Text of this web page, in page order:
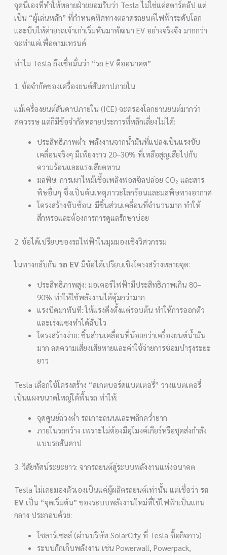
จุดนี้เองที่ทำให้หลายฝ่ายยอมรับว่า Tesla ไม่ใช่แค่สตาร์ตอัป แต่
เป็น “ผู้เล่นหลัก” ที่กำหนดทิศทางตลาดรถยนต์ไฟฟ้าระดับโลก
และบีบให้ค่ายรถเจ้าเก่าเริ่มหันมาพัฒนา EV อย่างจริงจัง มากกว่า
จะทำแค่เพื่อตามเทรนด์
ทำไม Tesla ถึงเชื่อมั่นว่า “รถ EV คืออนาคต”
1. ข้อจำกัดของเครื่องยนต์สันดาปภายใน
แม้เครื่องยนต์สันดาปภายใน (ICE) จะครองโลกยานยนต์มากว่า
ศตวรรษ แต่ก็มีข้อจำกัดหลายประการที่หลีกเลี่ยงไม่ได้:
ประสิทธิภาพต่ำ: พลังงานจากน้ำมันที่แปลงเป็นแรงขับ
เคลื่อนจริงๆ มีเพียงราว 20–30% ที่เหลือสูญเสียไปกับ
ความร้อนและแรงเสียดทาน
มลพิษ: การเผาไหม้เชื้อเพลิงฟอสซิลปล่อย CO₂ และสาร
พิษอื่นๆ ซึ่งเป็นต้นเหตุภาวะโลกร้อนและมลพิษทางอากาศ
โครงสร้างซับซ้อน: มีชิ้นส่วนเคลื่อนที่จำนวนมาก ทำให้
สึกหรอและต้องการการดูแลรักษาบ่อย
2. ข้อได้เปรียบของรถไฟฟ้าในมุมมองเชิงวิศวกรรม
ในทางกลับกัน รถ EV มีข้อได้เปรียบเชิงโครงสร้างหลายจุด:
ประสิทธิภาพสูง: มอเตอร์ไฟฟ้ามีประสิทธิภาพเกิน 80–
90% ทำให้ใช้พลังงานได้คุ้มกว่ามาก
แรงบิดมาทันที: ให้แรงดึงตั้งแต่รอบต้น ทำให้การออกตัว
และเร่งแซงทำได้ฉับไว
โครงสร้างง่าย: ชิ้นส่วนเคลื่อนที่น้อยกว่าเครื่องยนต์น้ำมัน
มาก ลดความเสี่ยงเสียหายและค่าใช้จ่ายการซ่อมบำรุงระยะ
ยาว
Tesla เลือกใช้โครงสร้าง “สเกตบอร์ดแบตเตอรี่” วางแบตเตอรี่
เป็นแผงขนาดใหญ่ใต้พื้นรถ ทำให้:
จุดศูนย์ถ่วงต่ำ รถเกาะถนนและพลิกคว่ำยาก
ภายในรถกว้าง เพราะไม่ต้องมีอุโมงค์เกียร์หรือชุดส่งกำลัง
แบบรถสันดาป
3. วิสัยทัศน์ระยะยาว: จากรถยนต์สู่ระบบพลังงานแห่งอนาคต
Tesla ไม่เคยมองตัวเองเป็นแค่ผู้ผลิตรถยนต์เท่านั้น แต่เชื่อว่า รถ
EV เป็น “จุดเริ่มต้น” ของระบบพลังงานใหม่ที่ใช้ไฟฟ้าเป็นแกน
กลาง ประกอบด้วย:
โซลาร์เซลล์ (ผ่านบริษัท SolarCity ที่ Tesla ซื้อกิจการ)
ระบบกักเก็บพลังงาน เช่น Powerwall, Powerpack,